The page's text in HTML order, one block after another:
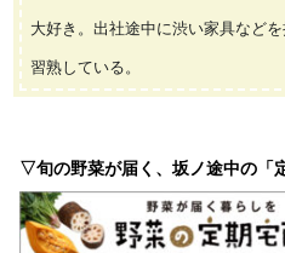
大好き。出社途中に渋い家具など
習熟している。
▽旬の野菜が届く、坂ノ途中の「